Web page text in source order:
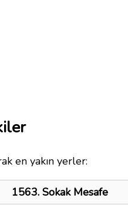
en yakın yerler:
1563. Sokak Mesafe